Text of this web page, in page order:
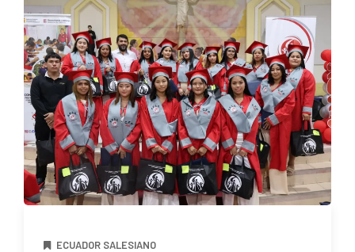
ECUADOR SALESIANO